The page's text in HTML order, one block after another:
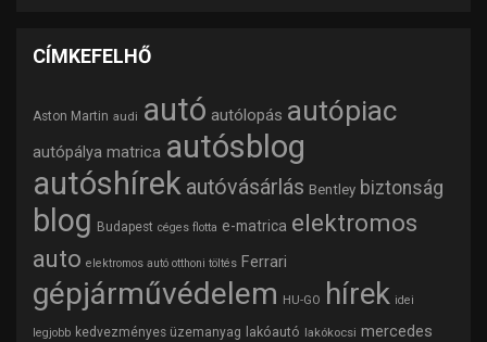
CÍMKEFELHŐ
Aston Martin audi autó autólopás autópiac
autópálya matrica autósblog
autóshírek autóvásárlás Bentley biztonság
blog Budapest céges flotta e-matrica elektromos
auto elektromos autó otthoni töltés Ferrari
gépjárművédelem HU-GO hírek idei
legjobb kedvezményes üzemanyag lakóautó lakókocsi mercedes